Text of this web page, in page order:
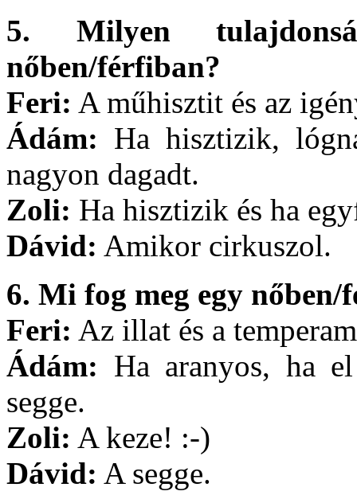
5. Milyen
nőben/férfiban?
Feri: A műhisztit és az
Ádám: Ha hisztizik,
nagyon dagadt.
Zoli: Ha hisztizik és ha
Dávid: Amikor cirkuszol.
6. Mi fog meg egy nőben/
Feri: Az illat és a
Ádám: Ha aranyos, ha
segge.
Zoli: A keze! :-)
Dávid: A segge.